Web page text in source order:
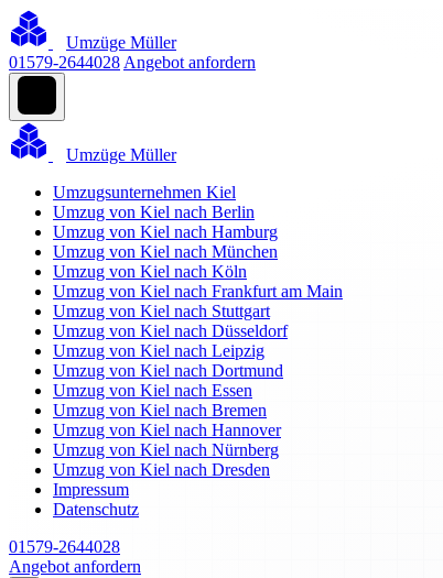
Umzüge Müller
01579-2644028 Angebot anfordern
Umzüge Müller
Umzugsunternehmen Kiel
Umzug von Kiel nach Berlin
Umzug von Kiel nach Hamburg
Umzug von Kiel nach München
Umzug von Kiel nach Köln
Umzug von Kiel nach Frankfurt am Main
Umzug von Kiel nach Stuttgart
Umzug von Kiel nach Düsseldorf
Umzug von Kiel nach Leipzig
Umzug von Kiel nach Dortmund
Umzug von Kiel nach Essen
Umzug von Kiel nach Bremen
Umzug von Kiel nach Hannover
Umzug von Kiel nach Nürnberg
Umzug von Kiel nach Dresden
Impressum
Datenschutz
01579-2644028
Angebot anfordern